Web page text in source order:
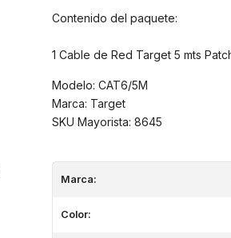
Contenido del paquete:
1 Cable de Red Target 5 mts
Modelo: CAT6/5M
Marca: Target
SKU Mayorista: 8645
Marca:
Color: